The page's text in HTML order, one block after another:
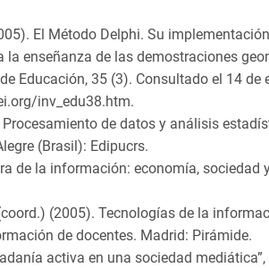
El Método Delphi. Su
la enseñanza de las demostraciones
Educación, 35 (3). Consultado el 14 de
inv_edu38.htm.
de datos y análisis
(Brasil): Edipucrs.
de la información: economía, sociedad
(2005). Tecnologías de la
de docentes. Madrid: Pirámide.
activa en una sociedad mediática”,